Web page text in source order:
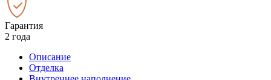
Гарантия
2 года
Описание
Отделка